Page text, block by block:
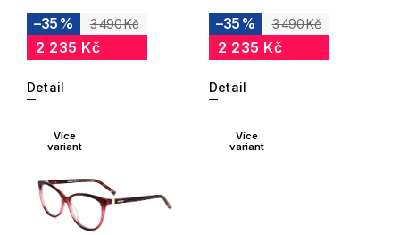
3 490 Kč
–35 %
2 235 Kč
Detail
3 490 Kč
–35 %
2 235 Kč
Detail
Více
variant
Více
variant